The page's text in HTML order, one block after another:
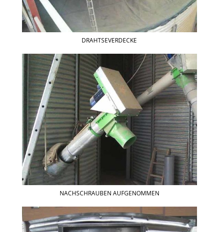
DRAHTSEVERDECKE
NACHSCHRAUBEN AUFGENOMMEN